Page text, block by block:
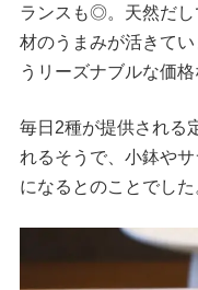
ランスも◎。天然だし
材のうまみが活きて
うリーズナブルな価
毎日2種が提供される
れるそうで、小鉢や
になるとのことでした